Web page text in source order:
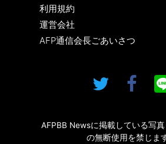
利用規約
運営会社
AFP通信会長ごあいさつ
AFPBB Newsに掲載している写
の無断使用を禁じま